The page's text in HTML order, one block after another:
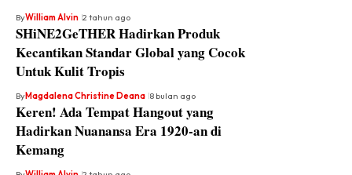
ByWilliam Alvin 2 tahun ago
SHiNE2GeTHER Hadirkan Produk
Kecantikan Standar Global yang Cocok
Untuk Kulit Tropis
ByMagdalena Christine Deana 8 bulan ago
Keren! Ada Tempat Hangout yang
Hadirkan Nuanansa Era 1920-an di
Kemang